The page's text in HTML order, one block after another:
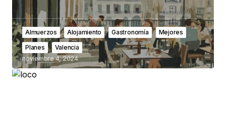
Almuerzos Alojamiento Gastronomía
Mejores
Planes
Valencia
noviembre 4, 2024